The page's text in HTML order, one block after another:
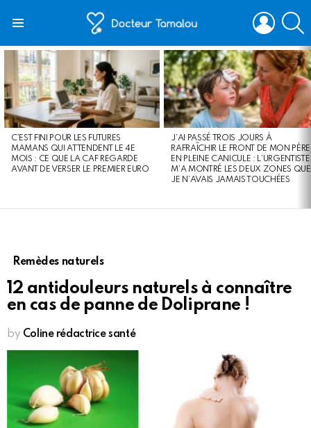
LOGIN
LATEST
STORIES
C’EST FINI POUR LES FUTURES
MAMANS QUI ATTENDENT LE 4E
MOIS : CE QUE LA CAF REGARDE
AVANT DE VERSER LE PREMIER EURO
J’AI PASSÉ TROIS JOURS À
RAFRAÎCHIR LE FRONT DE MON PÈRE
EN PLEINE CANICULE : L’URGENTISTE
M’A MONTRÉ LES DEUX ZONES QUE
JE N’AVAIS JAMAIS TOUCHÉES
Remèdes naturels
12 antidouleurs naturels à connaître
en cas de panne de Doliprane !
by Coline rédactrice santé